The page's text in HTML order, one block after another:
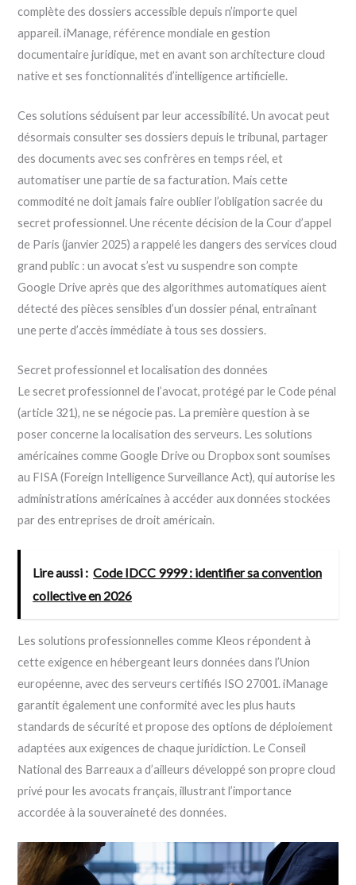
complète des dossiers accessible depuis n’importe quel
appareil. iManage, référence mondiale en gestion
documentaire juridique, met en avant son architecture cloud
native et ses fonctionnalités d’intelligence artificielle.
Ces solutions séduisent par leur accessibilité. Un avocat peut
désormais consulter ses dossiers depuis le tribunal, partager
des documents avec ses confrères en temps réel, et
automatiser une partie de sa facturation. Mais cette
commodité ne doit jamais faire oublier l’obligation sacrée du
secret professionnel. Une récente décision de la Cour d’appel
de Paris (janvier 2025) a rappelé les dangers des services cloud
grand public : un avocat s’est vu suspendre son compte
Google Drive après que des algorithmes automatiques aient
détecté des pièces sensibles d’un dossier pénal, entraînant
une perte d’accès immédiate à tous ses dossiers.
Secret professionnel et localisation des données
Le secret professionnel de l’avocat, protégé par le Code pénal
(article 321), ne se négocie pas. La première question à se
poser concerne la localisation des serveurs. Les solutions
américaines comme Google Drive ou Dropbox sont soumises
au FISA (Foreign Intelligence Surveillance Act), qui autorise les
administrations américaines à accéder aux données stockées
par des entreprises de droit américain.
Lire aussi : Code IDCC 9999 : identifier sa convention
collective en 2026
Les solutions professionnelles comme Kleos répondent à
cette exigence en hébergeant leurs données dans l’Union
européenne, avec des serveurs certifiés ISO 27001. iManage
garantit également une conformité avec les plus hauts
standards de sécurité et propose des options de déploiement
adaptées aux exigences de chaque juridiction. Le Conseil
National des Barreaux a d’ailleurs développé son propre cloud
privé pour les avocats français, illustrant l’importance
accordée à la souveraineté des données.